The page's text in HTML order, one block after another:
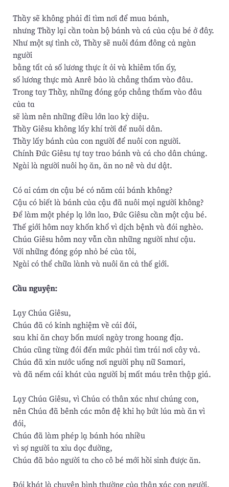
Thầy sẽ không phải đi tìm nơi để mua bánh,
nhưng Thầy lại cần toàn bộ bánh và cá của cậu bé ở đây.
Như một sự tình cờ, Thầy sẽ nuôi đám đông cả ngàn
người
bằng tất cả số lương thực ít ỏi và khiêm tốn ấy,
số lương thực mà Anrê bảo là chẳng thấm vào đâu.
Trong tay Thầy, những đóng góp chẳng thấm vào đâu
của ta
sẽ làm nên những điều lớn lao kỳ diệu.
Thầy Giêsu không lấy khí trời để nuôi dân.
Thầy lấy bánh của con người để nuôi con người.
Chính Đức Giêsu tự tay trao bánh và cá cho dân chúng.
Ngài là người nuôi họ ăn, ăn no nê và dư dật.
Có ai cám ơn cậu bé có năm cái bánh không?
Cậu có biết là bánh của cậu đã nuôi mọi người không?
Để làm một phép lạ lớn lao, Đức Giêsu cần một cậu bé.
Thế giới hôm nay khốn khổ vì dịch bệnh và đói nghèo.
Chúa Giêsu hôm nay vẫn cần những người như cậu.
Với những đóng góp nhỏ bé của tôi,
Ngài có thể chữa lành và nuôi ăn cả thế giới.
Cầu nguyện:
Lạy Chúa Giêsu,
Chúa đã có kinh nghiệm về cái đói,
sau khi ăn chay bốn mươi ngày trong hoang địa.
Chúa cũng từng đói đến mức phải tìm trái nơi cây vả.
Chúa đã xin nước uống nơi người phụ nữ Samari,
và đã nếm cái khát của người bị mất máu trên thập giá.
Lạy Chúa Giêsu, vì Chúa có thân xác như chúng con,
nên Chúa đã bênh các môn đệ khi họ bứt lúa mà ăn vì
đói,
Chúa đã làm phép lạ bánh hóa nhiều
vì sợ người ta xỉu dọc đường,
Chúa đã bảo người ta cho cô bé mới hồi sinh được ăn.
Đói khát là chuyện bình thường của thân xác con người,